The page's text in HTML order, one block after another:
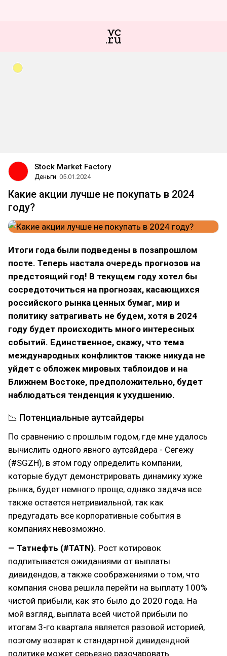
Stock Market Factory
Деньги 05.01.2024
Какие акции лучше не покупать в 2024
году?
Итоги года были подведены в позапрошлом
посте. Теперь настала очередь прогнозов на
предстоящий год! В текущем году хотел бы
сосредоточиться на прогнозах, касающихся
российского рынка ценных бумаг, мир и
политику затрагивать не будем, хотя в 2024
году будет происходить много интересных
событий. Единственное, скажу, что тема
международных конфликтов также никуда не
уйдет с обложек мировых таблоидов и на
Ближнем Востоке, предположительно, будет
наблюдаться тенденция к ухудшению.
📉 Потенциальные аутсайдеры
По сравнению с прошлым годом, где мне удалось
вычислить одного явного аутсайдера - Сегежу
(#SGZH), в этом году определить компании,
которые будут демонстрировать динамику хуже
рынка, будет немного проще, однако задача все
также остается нетривиальной, так как
предугадать все корпоративные события в
компаниях невозможно.
— Татнефть (#TATN). Рост котировок
подпитывается ожиданиями от выплаты
дивидендов, а также соображениями о том, что
компания снова решила перейти на выплату 100%
чистой прибыли, как это было до 2020 года. На
мой взгляд, выплата всей чистой прибыли по
итогам 3-го квартала является разовой историей,
поэтому возврат к стандартной дивидендной
политике может серьезно разочаровать